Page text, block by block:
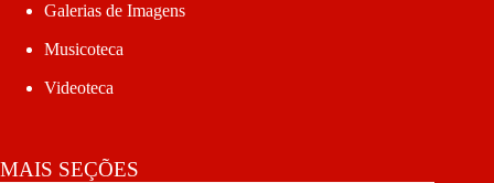
Galerias de Imagens
Musicoteca
Videoteca
MAIS SEÇÕES